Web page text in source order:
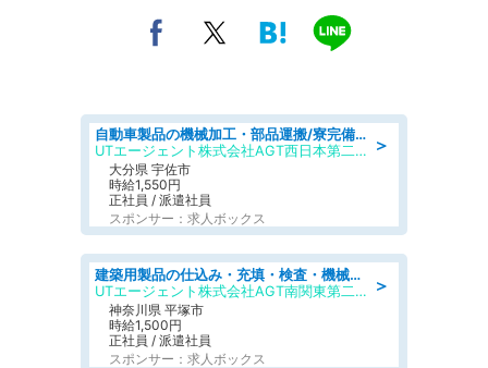
＞
自動車製品の機械加工・部品運搬/寮完備/日払い/工場・製造
UTエージェント株式会社AGT西日本第二CU
大分県 宇佐市
時給1,550円
正社員 / 派遣社員
スポンサー：求人ボックス
＞
建築用製品の仕込み・充填・検査・機械操作/寮完備/日払い/工場・製造
UTエージェント株式会社AGT南関東第二CU
神奈川県 平塚市
時給1,500円
正社員 / 派遣社員
スポンサー：求人ボックス